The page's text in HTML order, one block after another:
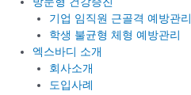
기업 임직원 근골격 예방관리
학생 불균형 체형 예방관리
엑스바디 소개
회사소개
도입사례